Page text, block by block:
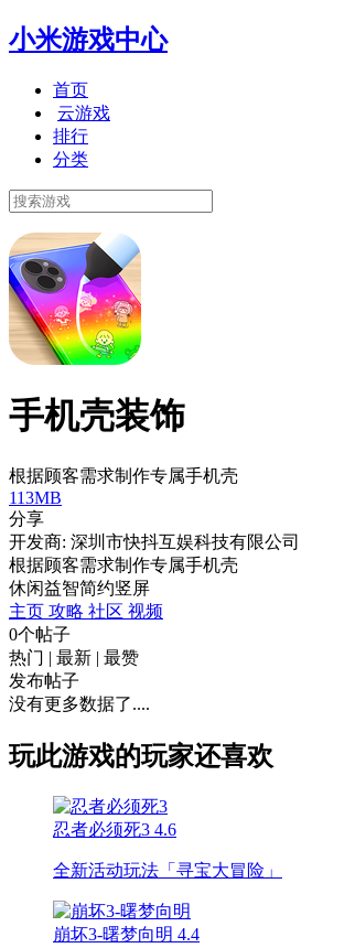
小米游戏中心
首页
云游戏
排行
分类
手机壳装饰
根据顾客需求制作专属手机壳
113MB
分享
开发商: 深圳市快抖互娱科技有限公司
根据顾客需求制作专属手机壳
休闲益智简约竖屏
主页 攻略 社区 视频
0个帖子
热门 | 最新 | 最赞
发布帖子
没有更多数据了....
玩此游戏的玩家还喜欢
忍者必须死3 4.6
全新活动玩法「寻宝大冒险」
崩坏3-曙梦向明 4.4